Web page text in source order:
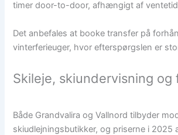
timer door-to-door, afhængigt af
Det anbefales at booke transfer på
vinterferieuger, hvor efterspørgslen er
Skileje, skiundervisning
Både Grandvalira og Vallnord tilbyder
skiudlejningsbutikker, og priserne i 2025